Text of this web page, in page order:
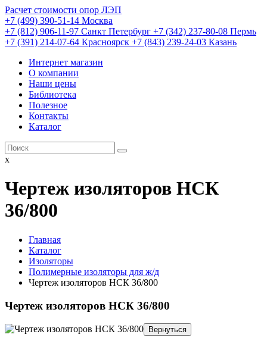
Расчет стоимости опор ЛЭП
+7 (499) 390-51-14 Москва
+7 (812) 906-11-97 Санкт Петербург +7 (342) 237-80-08 Пермь
+7 (391) 214-07-64 Красноярск +7 (843) 239-24-03 Казань
Интернет магазин
О компании
Наши цены
Библиотека
Полезное
Контакты
Каталог
x
Чертеж изоляторов НСК
36/800
Главная
Каталог
Изоляторы
Полимерные изоляторы для ж/д
Чертеж изоляторов НСК 36/800
Чертеж изоляторов НСК 36/800